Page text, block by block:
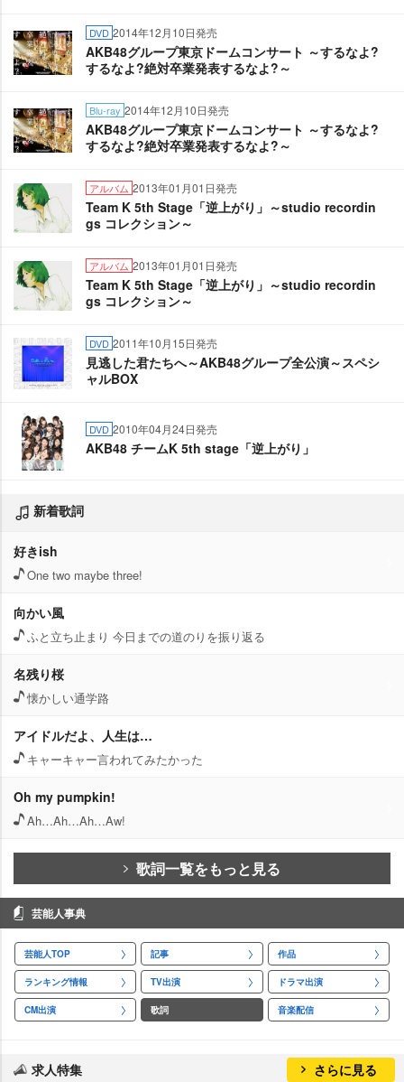
DVD 2014年12月10日発売
AKB48グループ東京ドームコンサート ～するなよ?
するなよ?絶対卒業発表するなよ?～
Blu-ray 2014年12月10日発売
AKB48グループ東京ドームコンサート ～するなよ?
するなよ?絶対卒業発表するなよ?～
アルバム 2013年01月01日発売
Team K 5th Stage「逆上がり」～studio recordin
gs コレクション～
アルバム 2013年01月01日発売
Team K 5th Stage「逆上がり」～studio recordin
gs コレクション～
DVD 2011年10月15日発売
見逃した君たちへ～AKB48グループ全公演～スペシ
ャルBOX
DVD 2010年04月24日発売
AKB48 チームK 5th stage「逆上がり」
新着歌詞
好きish
One two maybe three!
向かい風
ふと立ち止まり 今日までの道のりを振り返る
名残り桜
懐かしい通学路
アイドルだよ、人生は…
キャーキャー言われてみたかった
Oh my pumpkin!
Ah…Ah…Ah…Aw!
歌詞一覧をもっと見る
芸能人事典
芸能人TOP 記事 作品
ランキング情報 TV出演 ドラマ出演
CM出演 歌詞 音楽配信
求人特集 さらに見る